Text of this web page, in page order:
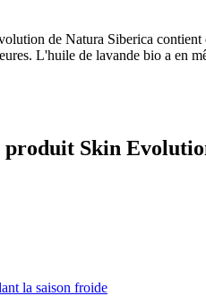
de Natura Siberica
L'huile de lavande bio a en
produit Skin
la saison froide